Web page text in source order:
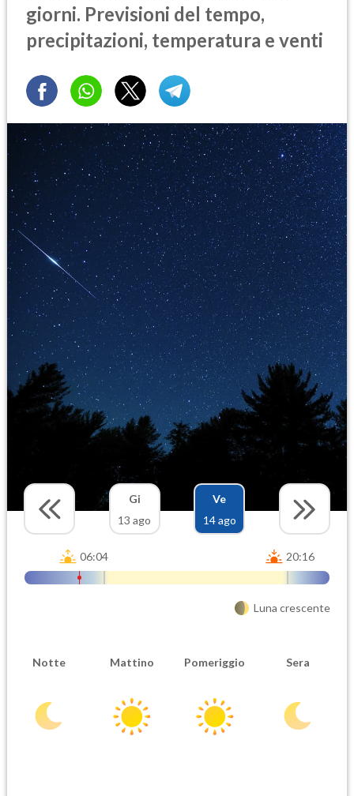
giorni. Previsioni del tempo,
precipitazioni, temperatura e venti
Gi
13 ago
Ve
14 ago
06:04 20:16
Luna crescente
Notte Mattino Pomeriggio Sera